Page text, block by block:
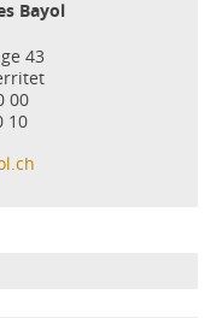
Bayol
43
00
10